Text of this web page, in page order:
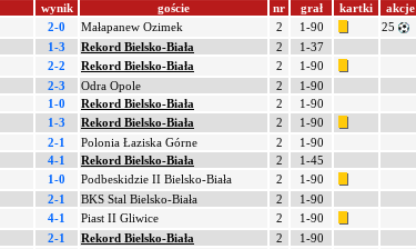
wynik goście nr grał kartki
akcje
2-0 Małapanew Ozimek 2 1-90
25
1-3 Rekord Bielsko-Biała 2
1-37
2-2 Rekord Bielsko-Biała 2
1-90
2-3 Odra Opole 2
1-90
1-0 Rekord Bielsko-Biała 2
1-90
1-3 Rekord Bielsko-Biała 2
1-90
2-1 Polonia Łaziska Górne 2
1-90
4-1 Rekord Bielsko-Biała 2
1-45
1-0 Podbeskidzie II Bielsko-Biała 2
1-90
2-1 BKS Stal Bielsko-Biała 2
1-90
4-1 Piast II Gliwice 2
1-90
2-1 Rekord Bielsko-Biała 2
1-90